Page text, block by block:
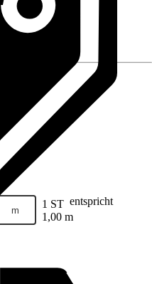
m 1 ST entspricht
1,00 m